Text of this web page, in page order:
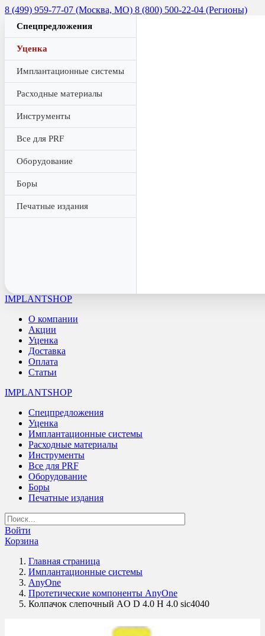
8 (499) 959-77-07 (Москва, МО) 8 (800) 500-22-04 (Регионы)
Спецпредложения
Уценка
Имплантационные системы
Расходные материалы
Инструменты
Все для PRF
Оборудование
Боры
Печатные издания
IMPLANTSHOP
О компании
Акции
Уценка
Доставка
Оплата
Статьи
IMPLANTSHOP
Спецпредложения
Уценка
Имплантационные системы
Расходные материалы
Инструменты
Все для PRF
Оборудование
Боры
Печатные издания
Войти
Корзина
Главная страница
Имплантационные системы
AnyOne
Протетические компоненты AnyOne
Колпачок слепочный AO D 4.0 H 4.0 sic4040